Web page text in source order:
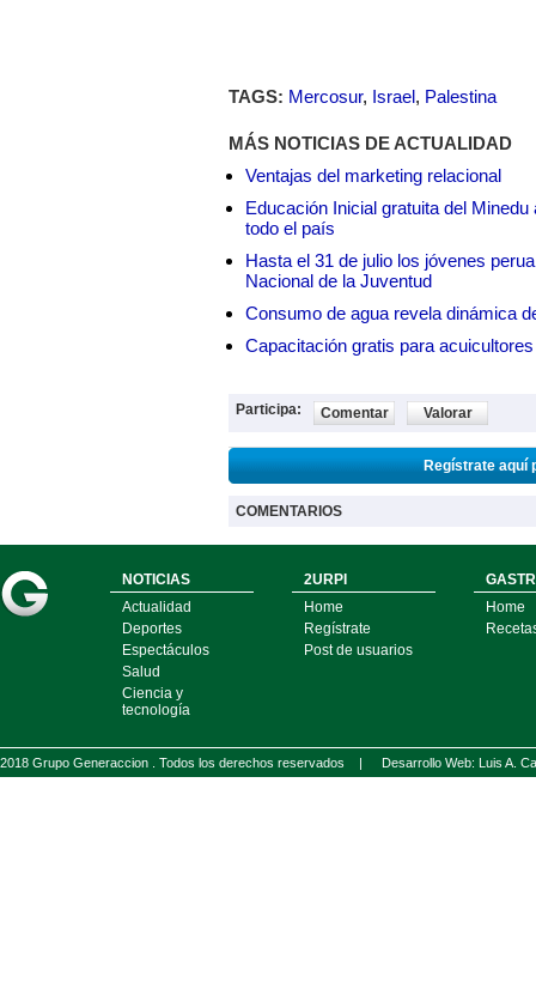
TAGS: Mercosur, Israel, Palestina
MÁS NOTICIAS DE ACTUALIDAD
Ventajas del marketing relacional
Educación Inicial gratuita del
todo el país
Hasta el 31 de julio los jóvenes
Nacional de la Juventud
Consumo de agua revela dinámica
Capacitación gratis para
Participa: Comentar Valorar
Regístrate aquí
COMENTARIOS
NOTICIAS
Actualidad
Deportes
Espectáculos
Salud
Ciencia y
tecnología
2URPI
Home
Regístrate
Post de usuarios
Home
2018 Grupo Generaccion . Todos los derechos reservados | Desarrollo Web: Luis